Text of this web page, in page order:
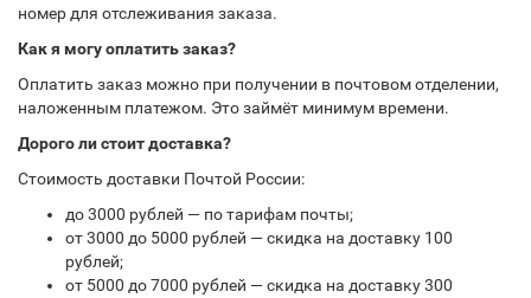
номер для отслеживания заказа.
Как я могу оплатить заказ?
Оплатить заказ можно при получении в почтовом отделении,
наложенным платежом. Это займёт минимум времени.
Дорого ли стоит доставка?
Стоимость доставки Почтой России:
до 3000 рублей — по тарифам почты;
от 3000 до 5000 рублей — скидка на доставку 100
рублей;
от 5000 до 7000 рублей — скидка на доставку 300